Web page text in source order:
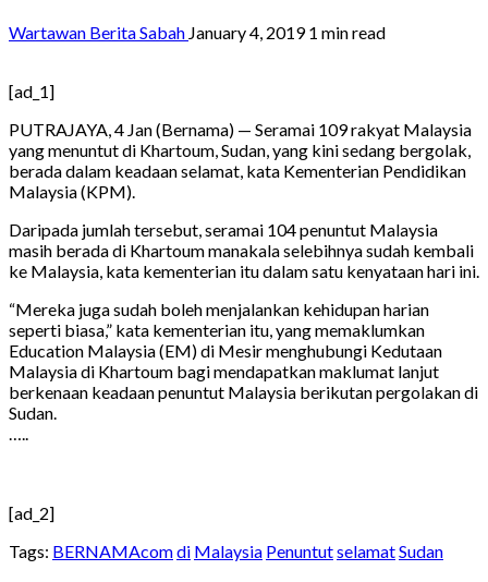
Wartawan Berita Sabah January 4, 20191 min read
[ad_1]
PUTRAJAYA, 4 Jan (Bernama) — Seramai 109 rakyat Malaysia
yang menuntut di Khartoum, Sudan, yang kini sedang bergolak,
berada dalam keadaan selamat, kata Kementerian Pendidikan
Malaysia (KPM).
Daripada jumlah tersebut, seramai 104 penuntut Malaysia
masih berada di Khartoum manakala selebihnya sudah kembali
ke Malaysia, kata kementerian itu dalam satu kenyataan hari ini.
“Mereka juga sudah boleh menjalankan kehidupan harian
seperti biasa,” kata kementerian itu, yang memaklumkan
Education Malaysia (EM) di Mesir menghubungi Kedutaan
Malaysia di Khartoum bagi mendapatkan maklumat lanjut
berkenaan keadaan penuntut Malaysia berikutan pergolakan di
Sudan.
…..
[ad_2]
Tags: BERNAMAcomdi Malaysia PenuntutselamatSudan